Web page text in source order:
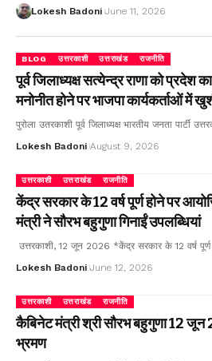
Lokesh Badoni June 11, 2026
BLOG उत्तरकाशी उत्तराखंड राजनीति
पूर्व जिलाध्यक्ष सत्येन्द्र राणा को प्रदेश
मनोनीत होने पर भाजपा कार्यकर्ताओं में
पुरोला उतरकाशी पूर्व जिलाध्यक्ष भारतीय जनता पार्टी
Lokesh Badoni August 9, 2026
उत्तरकाशी उत्तराखंड राजनीति
केंद्र सरकार के 12 वर्ष पूर्ण होने पर
मंत्री ने सौरभ बहुगुणा गिनाईं उपलब्धियां
उत्तरकाशी, 12 जून 2026 *केंद्र सरकार के 12 वर्ष
Lokesh Badoni June 12, 2026
उत्तरकाशी उत्तराखंड राजनीति
कैबिनेट मंत्री श्री सौरभ बहुगुणा 12
भ्रमण